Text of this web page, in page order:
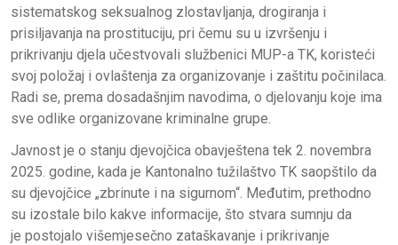
sistematskog seksualnog zlostavljanja, drogiranja i
prisiljavanja na prostituciju, pri čemu su u izvršenju i
prikrivanju djela učestvovali službenici MUP-a TK, koristeći
svoj položaj i ovlaštenja za organizovanje i zaštitu počinilaca.
Radi se, prema dosadašnjim navodima, o djelovanju koje ima
sve odlike organizovane kriminalne grupe.
Javnost je o stanju djevojčica obavještena tek 2. novembra
2025. godine, kada je Kantonalno tužilaštvo TK saopštilo da
su djevojčice „zbrinute i na sigurnom“. Međutim, prethodno
su izostale bilo kakve informacije, što stvara sumnju da
je postojalo višemjesečno zataškavanje i prikrivanje